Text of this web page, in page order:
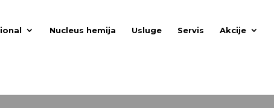
Nucleus hemija Usluge Servis Akcije